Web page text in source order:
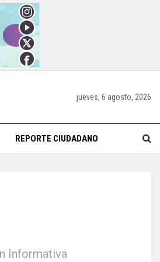
jueves, 6 agosto, 2026
REPORTE CIUDADANO
Informativa